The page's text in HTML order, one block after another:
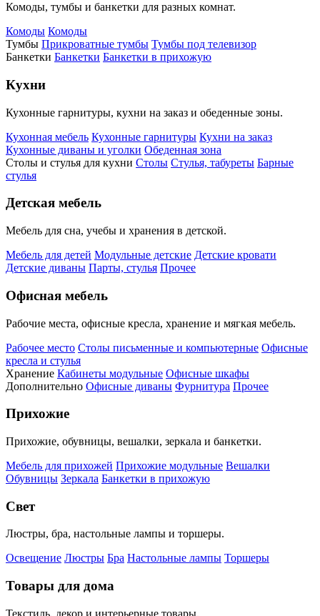
Комоды, тумбы и банкетки для разных комнат.
Комоды Комоды
Тумбы Прикроватные тумбы Тумбы под телевизор
Банкетки Банкетки Банкетки в прихожую
Кухни
Кухонные гарнитуры, кухни на заказ и обеденные зоны.
Кухонная мебель Кухонные гарнитуры Кухни на заказ
Кухонные диваны и уголки Обеденная зона
Столы и стулья для кухни Столы Стулья, табуреты Барные
стулья
Детская мебель
Мебель для сна, учебы и хранения в детской.
Мебель для детей Модульные детские Детские кровати
Детские диваны Парты, стулья Прочее
Офисная мебель
Рабочие места, офисные кресла, хранение и мягкая мебель.
Рабочее место Столы письменные и компьютерные Офисные
кресла и стулья
Хранение Кабинеты модульные Офисные шкафы
Дополнительно Офисные диваны Фурнитура Прочее
Прихожие
Прихожие, обувницы, вешалки, зеркала и банкетки.
Мебель для прихожей Прихожие модульные Вешалки
Обувницы Зеркала Банкетки в прихожую
Свет
Люстры, бра, настольные лампы и торшеры.
Освещение Люстры Бра Настольные лампы Торшеры
Товары для дома
Текстиль, декор и интерьерные товары.